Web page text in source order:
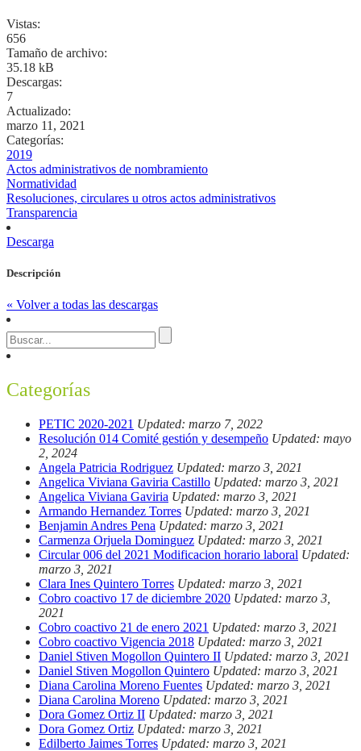
Vistas:
656
Tamaño de archivo:
35.18 kB
Descargas:
7
Actualizado:
marzo 11, 2021
Categorías:
2019
Actos administrativos de nombramiento
Normatividad
Resoluciones, circulares u otros actos administrativos
Transparencia
Descarga
Descripción
« Volver a todas las descargas
Categorías
PETIC 2020-2021 Updated: marzo 7, 2022
Resolución 014 Comité gestión y desempeño Updated: mayo
2, 2024
Angela Patricia Rodriguez Updated: marzo 3, 2021
Angelica Viviana Gaviria Castillo Updated: marzo 3, 2021
Angelica Viviana Gaviria Updated: marzo 3, 2021
Armando Hernandez Torres Updated: marzo 3, 2021
Benjamin Andres Pena Updated: marzo 3, 2021
Carmenza Orjuela Dominguez Updated: marzo 3, 2021
Circular 006 del 2021 Modificacion horario laboral Updated:
marzo 3, 2021
Clara Ines Quintero Torres Updated: marzo 3, 2021
Cobro coactivo 17 de diciembre 2020 Updated: marzo 3,
2021
Cobro coactivo 21 de enero 2021 Updated: marzo 3, 2021
Cobro coactivo Vigencia 2018 Updated: marzo 3, 2021
Daniel Stiven Mogollon Quintero II Updated: marzo 3, 2021
Daniel Stiven Mogollon Quintero Updated: marzo 3, 2021
Diana Carolina Moreno Fuentes Updated: marzo 3, 2021
Diana Carolina Moreno Updated: marzo 3, 2021
Dora Gomez Ortiz II Updated: marzo 3, 2021
Dora Gomez Ortiz Updated: marzo 3, 2021
Edilberto Jaimes Torres Updated: marzo 3, 2021